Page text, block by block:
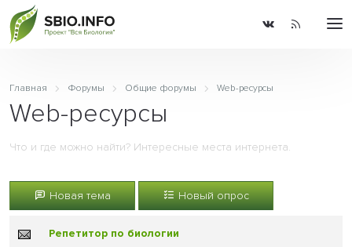
Главная Форумы Общие форумы Web-ресурсы
Web-ресурсы
Что и где можно найти? Интересные места интернета.
Новая тема Новый опрос
Репетитор по биологии